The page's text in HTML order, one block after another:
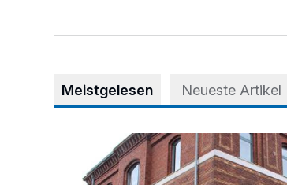
Meistgelesen Neueste Artikel
Abstimmung für Heimatpreis noch